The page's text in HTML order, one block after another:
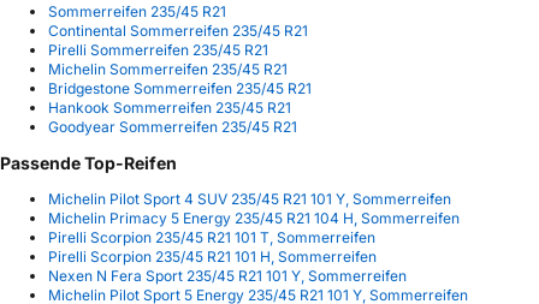
Sommerreifen 235/45 R21
Continental Sommerreifen 235/45 R21
Pirelli Sommerreifen 235/45 R21
Michelin Sommerreifen 235/45 R21
Bridgestone Sommerreifen 235/45 R21
Hankook Sommerreifen 235/45 R21
Goodyear Sommerreifen 235/45 R21
Passende Top-Reifen
Michelin Pilot Sport 4 SUV 235/45 R21 101 Y, Sommerreifen
Michelin Primacy 5 Energy 235/45 R21 104 H, Sommerreifen
Pirelli Scorpion 235/45 R21 101 T, Sommerreifen
Pirelli Scorpion 235/45 R21 101 H, Sommerreifen
Nexen N Fera Sport 235/45 R21 101 Y, Sommerreifen
Michelin Pilot Sport 5 Energy 235/45 R21 101 Y, Sommerreifen